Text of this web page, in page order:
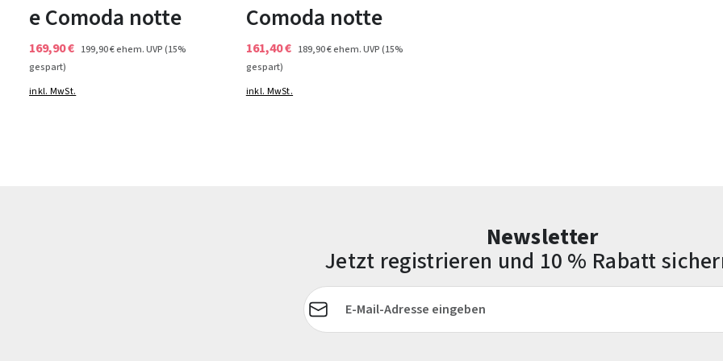
e Comoda notte
169,90 € 199,90 €ehem. UVP(15%
gespart)
inkl. MwSt.
Comoda notte
161,40 € 189,90 €ehem. UVP(15%
gespart)
inkl. MwSt.
Newsletter
Jetzt registrieren und 10 % Rabatt
E-Mail-Adresse*